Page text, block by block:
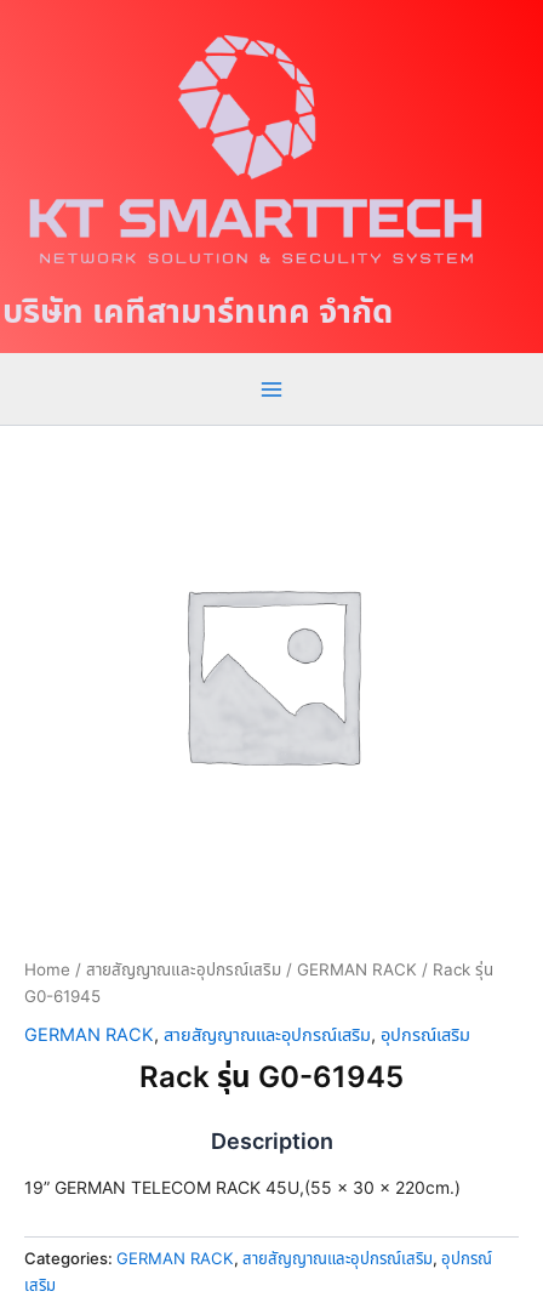
eบริษัท เคทีสามาร์ทเทค จำกัด
a
n
M
e
Home / สายสัญญาณและอุปกรณ์เสริม / GERMAN RACK / Rack รุ่น
G0-61945
GERMAN RACK, สายสัญญาณและอุปกรณ์เสริม, อุปกรณ์เสริม
Rack รุ่น G0-61945
Description
19” GERMAN TELECOM RACK 45U,(55 x 30 x 220cm.)
Categories: GERMAN RACK, สายสัญญาณและอุปกรณ์เสริม, อุปกรณ์
เสริม